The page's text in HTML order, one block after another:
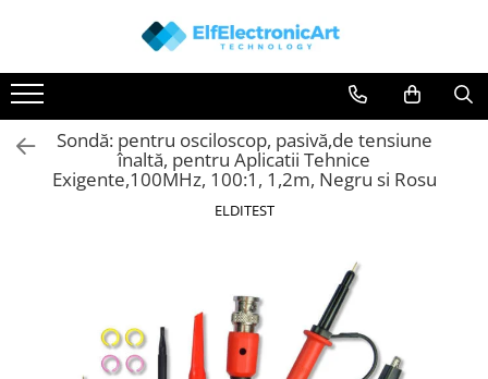
Toate Produsele
Audio
Auto
Instrumente de masura si control
Termometre
Sondă: pentru osciloscop, pasivă,de tensiune
înaltă, pentru Aplicatii Tehnice
Exigente,100MHz, 100:1, 1,2m, Negru si Rosu
ELDITEST